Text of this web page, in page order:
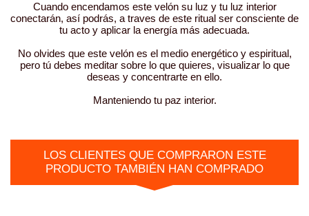
Cuando encendamos este velón su luz y tu luz interior
conectarán, así podrás, a traves de este ritual ser consciente de
tu acto y aplicar la energía más adecuada.
No olvides que este velón es el medio energético y espiritual,
pero tú debes meditar sobre lo que quieres, visualizar lo que
deseas y concentrarte en ello.
Manteniendo tu paz interior.
LOS CLIENTES QUE COMPRARON ESTE
PRODUCTO TAMBIÉN HAN COMPRADO